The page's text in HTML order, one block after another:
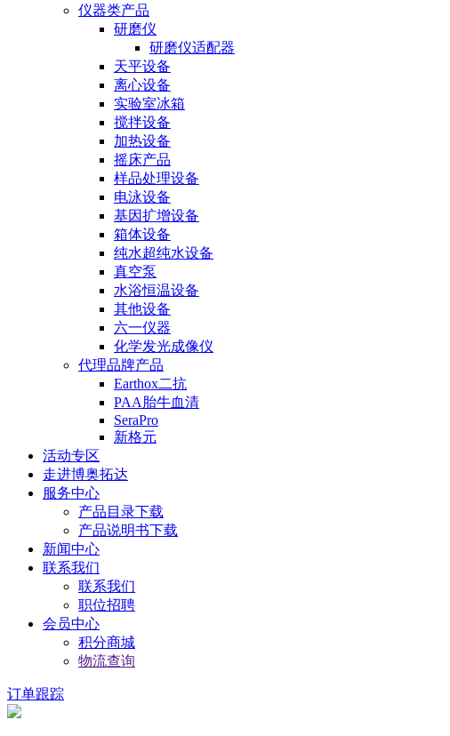
仪器类产品
研磨仪
研磨仪适配器
天平设备
离心设备
实验室冰箱
搅拌设备
加热设备
摇床产品
样品处理设备
电泳设备
基因扩增设备
箱体设备
纯水超纯水设备
真空泵
水浴恒温设备
其他设备
六一仪器
化学发光成像仪
代理品牌产品
Earthox二抗
PAA胎牛血清
SeraPro
新格元
活动专区
走进博奥拓达
服务中心
产品目录下载
产品说明书下载
新闻中心
联系我们
联系我们
职位招聘
会员中心
积分商城
物流查询
订单跟踪